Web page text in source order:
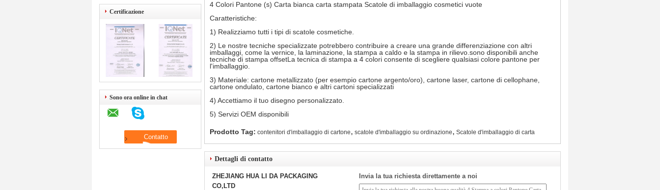
Certificazione
Sono ora online in chat
4 Colori Pantone (s) Carta bianca carta stampata Scatole di imballaggio cosmetici vuote
Caratteristiche:
1) Realizziamo tutti i tipi di scatole cosmetiche.
2) Le nostre tecniche specializzate potrebbero contribuire a creare una grande differenziazione con altri
imballaggi, come la vernice, la laminazione, la stampa a caldo e la stampa in rilievo.sono disponibili anche
tecniche di stampa offsetLa tecnica di stampa a 4 colori consente di scegliere qualsiasi colore pantone per
l'imballaggio.
3) Materiale: cartone metallizzato (per esempio cartone argento/oro), cartone laser, cartone di cellophane,
cartone ondulato, cartone bianco e altri cartoni specializzati
4) Accettiamo il tuo disegno personalizzato.
5) Servizi OEM disponibili
Prodotto Tag: contenitori d'imballaggio di cartone, scatole d'imballaggio su ordinazione, Scatole d'imballaggio di carta
Dettagli di contatto
ZHEJIANG HUA LI DA PACKAGING
CO,LTD
Invia la tua richiesta direttamente a noi